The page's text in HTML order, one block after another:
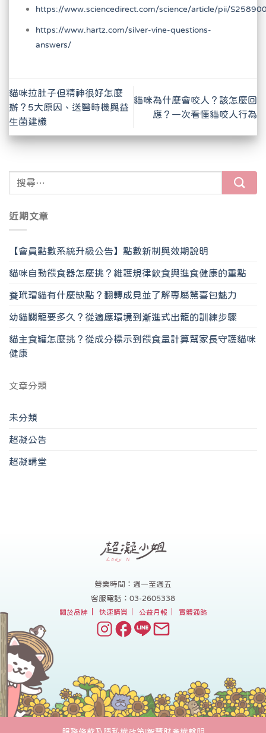
https://www.sciencedirect.com/science/article/pii/
https://www.hartz.com/silver-vine-questions-
answers/
貓咪拉肚子但精神很好怎麼
辦？5大原因、送醫時機與益
生菌建議
貓咪為什麼會咬人？該怎麼回
應？一次看懂貓咬人行為
近期文章
【會員點數系統升級公告】點數新制與效期說明
貓咪自動餵食器怎麼挑？維護規律飲食與進食健康的重點
養玳瑁貓有什麼缺點？翻轉成見並了解專屬驚喜包魅力
幼貓關籠要多久？從適應環境到漸進式出籠的訓練步驟
貓主食罐怎麼挑？從成分標示到餵食量計算幫家長守護貓咪
健康
文章分類
未分類
超凝公告
超凝講堂
營業時間：週一至週五
客服電話：03-2605338
關於品牌 快速購買 公益月報 實體通路